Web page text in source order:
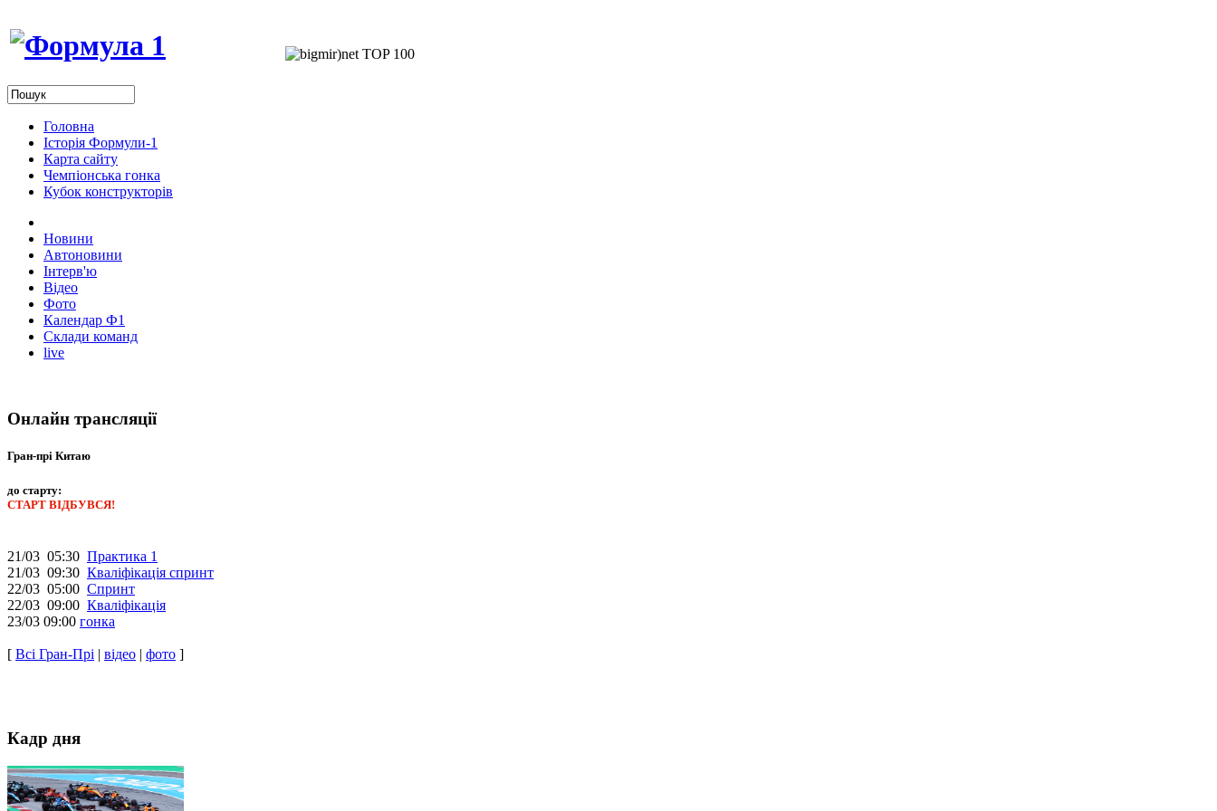
Головна
Історія Формули-1
Карта сайту
Чемпіонська гонка
Кубок конструкторів
Новини
Автоновини
Інтерв'ю
Відео
Фото
Календар Ф1
Склади команд
live
Онлайн трансляції
Гран-прі Китаю
до старту:
СТАРТ ВІДБУВСЯ!
21/03 05:30 Практика 1
21/03 09:30 Кваліфікація спринт
22/03 05:00 Спринт
22/03 09:00 Кваліфікація
23/03 09:00 гонка
[ Всі Гран-Прі | відео | фото ]
Кадр дня